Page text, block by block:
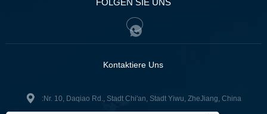
FOLGEN SIE UNS
Kontaktiere Uns
:Nr. 10, Daqiao Rd., Stadt Chi'an, Stadt Yiwu, ZheJiang, China